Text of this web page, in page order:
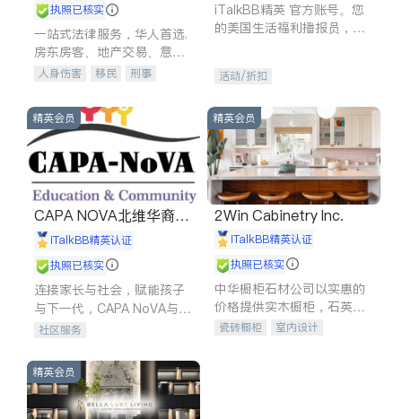
执照已核实
一站式法律服务，华人首选.
房东房客、地产交易、意外
伤害、车祸重伤、商业诉
建筑合同、刑事案件全包办
人身伤害 移民
刑事
信托/遗嘱
商业
索赔
律师-其它 保释
iTalkBB精英 官方账号。您
的美国生活福利播报员，精
专属福利。
活动/折扣
精英会员
CAPA NOVA北维华裔家
长会iTalkBB精英认证
执照已核实
连接家长与社会，赋能孩子
与下一代，CAPA NoVA与您
携手建设包容、公平、充满
社区服务
精英会员
2Win Cabinetry Inc.
iTalkBB精英认证
执照已核实
中华橱柜石材公司以实惠的
价格提供实木橱柜，石英石
台面，多种优质不锈钢水
瓷砖橱柜
室内设计
精英会员